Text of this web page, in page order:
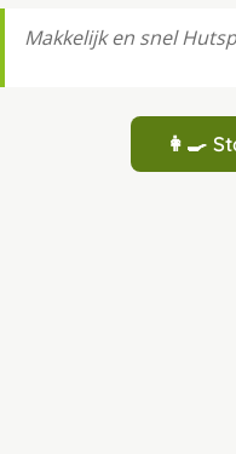
Makkelijk en snel
👩‍🍳